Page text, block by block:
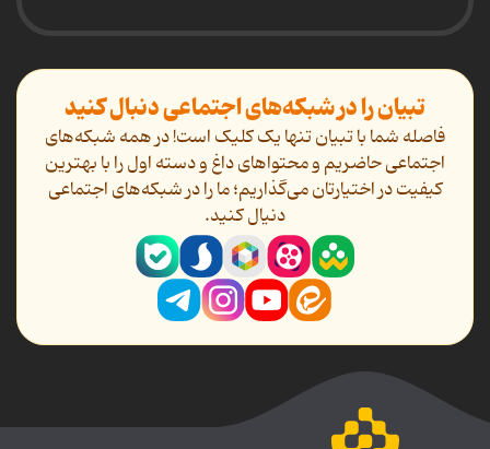
تبیان را در شبکه‌های اجتماعی دنبال کنید
فاصله شما با تبیان تنها یک کلیک است! در همه شبکه‌های
اجتماعی حاضریم و محتواهای داغ و دسته اول را با بهترین
کیفیت در اختیارتان می‌گذاریم؛ ما را در شبکه‌های اجتماعی
دنیال کنید.